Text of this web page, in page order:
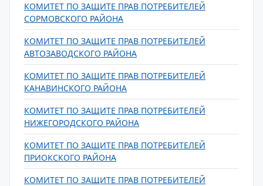
КОМИТЕТ ПО ЗАЩИТЕ ПРАВ ПОТРЕБИТЕЛЕЙ
СОРМОВСКОГО РАЙОНА
КОМИТЕТ ПО ЗАЩИТЕ ПРАВ ПОТРЕБИТЕЛЕЙ
АВТОЗАВОДСКОГО РАЙОНА
КОМИТЕТ ПО ЗАЩИТЕ ПРАВ ПОТРЕБИТЕЛЕЙ
КАНАВИНСКОГО РАЙОНА
КОМИТЕТ ПО ЗАЩИТЕ ПРАВ ПОТРЕБИТЕЛЕЙ
НИЖЕГОРОДСКОГО РАЙОНА
КОМИТЕТ ПО ЗАЩИТЕ ПРАВ ПОТРЕБИТЕЛЕЙ
ПРИОКСКОГО РАЙОНА
КОМИТЕТ ПО ЗАЩИТЕ ПРАВ ПОТРЕБИТЕЛЕЙ